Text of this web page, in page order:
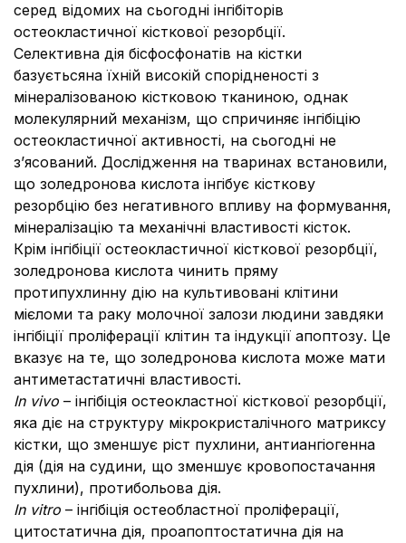
серед відомих на сьогодні інгібіторів
остеокластичної кісткової резорбції.
Селективна дія бісфосфонатів на кістки
базуєтьсяна їхній високій спорідненості з
мінералізованою кістковою тканиною, однак
молекулярний механізм, що спричиняє інгібіцію
остеокластичної активності, на сьогодні не
з’ясований. Дослідження на тваринах встановили,
що золедронова кислота інгібує кісткову
резорбцію без негативного впливу на формування,
мінералізацію та механічні властивості кісток.
Крім інгібіції остеокластичної кісткової резорбції,
золедронова кислота чинить пряму
протипухлинну дію на культивовані клітини
мієломи та раку молочної залози людини завдяки
інгібіції проліферації клітин та індукції апоптозу. Це
вказує на те, що золедронова кислота може мати
антиметастатичні властивості.
In vivo – інгібіція остеокластної кісткової резорбції,
яка діє на структуру мікрокристалічного матриксу
кістки, що зменшує ріст пухлини, антиангіогенна
дія (дія на судини, що зменшує кровопостачання
пухлини), протибольова дія.
In vitro – інгібіція остеобластної проліферації,
цитостатична дія, проапоптостатична дія на